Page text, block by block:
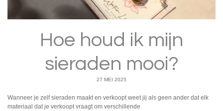
Hoe houd ik mijn
sieraden mooi?
27 MEI 2025
Wanneer je zelf sieraden maakt en verkoopt weet jij als geen ander dat elk
materiaal dat je verkoopt vraagt om verschillende